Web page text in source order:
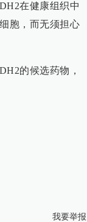
在健康组织中
胞，而无须担心
的候选药物，
我要举报